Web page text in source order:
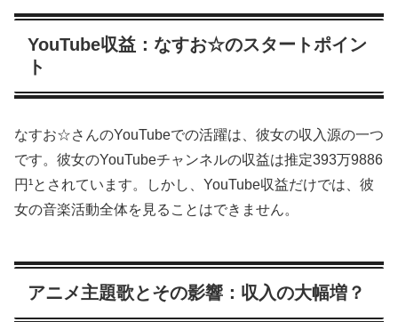
YouTube収益：なすお☆のスタートポイン
ト
なすお☆さんのYouTubeでの活躍は、彼女の収入源の一つ
です。彼女のYouTubeチャンネルの収益は推定393万9886
円¹とされています。しかし、YouTube収益だけでは、彼
女の音楽活動全体を見ることはできません。
アニメ主題歌とその影響：収入の大幅増？